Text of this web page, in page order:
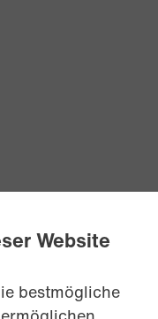
Website
bestmögliche